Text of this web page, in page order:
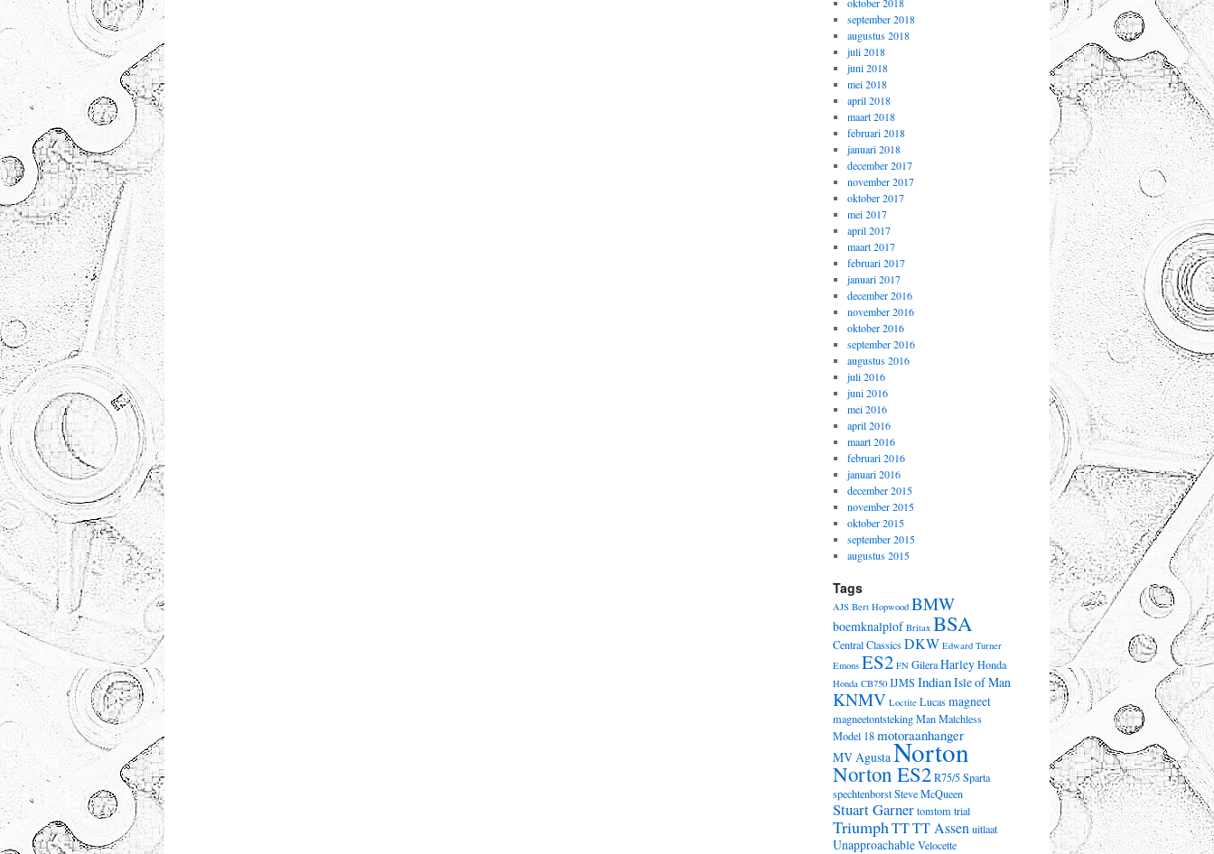
september 2018
augustus 2018
juli 2018
juni 2018
mei 2018
april 2018
maart 2018
februari 2018
januari 2018
december 2017
november 2017
oktober 2017
mei 2017
april 2017
maart 2017
februari 2017
januari 2017
december 2016
november 2016
oktober 2016
september 2016
augustus 2016
juli 2016
juni 2016
mei 2016
april 2016
maart 2016
februari 2016
januari 2016
december 2015
november 2015
oktober 2015
september 2015
augustus 2015
Tags
AJS Bert Hopwood BMW
boemknalplof Britax BSA
Central ClassicsDKW Edward Turner
Emons ES2 FN GileraHarleyHonda
Honda CB750 IJMS IndianIsle of Man
KNMV Loctite Lucasmagneet
magneetontstekingManMatchless
Model 18motoraanhanger
MV AgustaNorton
Norton ES2R75/5Sparta
spechtenborstSteve McQueen
Stuart Garnertomtom trial
TriumphTTTT Assen uitlaat
UnapproachableVelocette